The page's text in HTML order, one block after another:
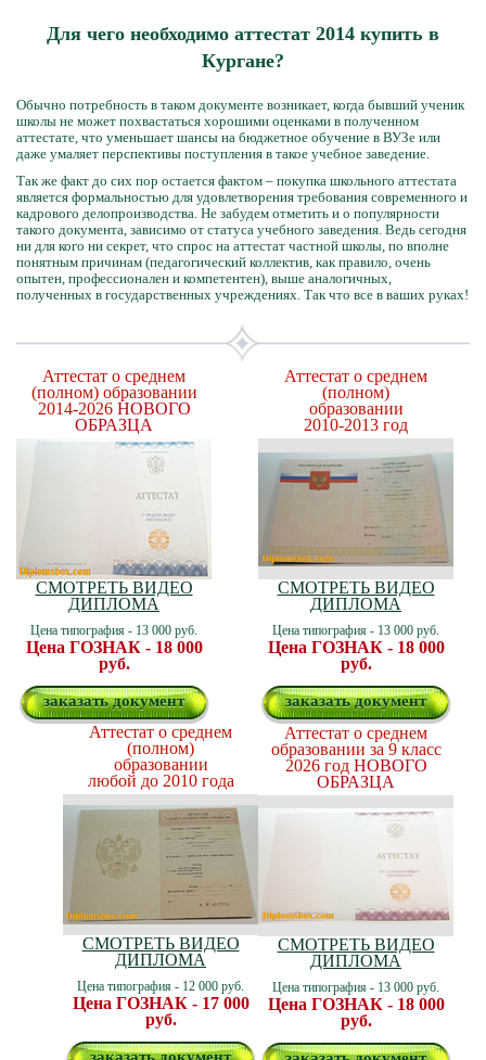
Для чего необходимо аттестат 2014 купить в
Кургане?
Обычно потребность в таком документе возникает, когда бывший ученик
школы не может похвастаться хорошими оценками в полученном
аттестате, что уменьшает шансы на бюджетное обучение в ВУЗе или
даже умаляет перспективы поступления в такое учебное заведение.
Так же факт до сих пор остается фактом – покупка школьного аттестата
является формальностью для удовлетворения требования современного и
кадрового делопроизводства. Не забудем отметить и о популярности
такого документа, зависимо от статуса учебного заведения. Ведь сегодня
ни для кого ни секрет, что спрос на аттестат частной школы, по вполне
понятным причинам (педагогический коллектив, как правило, очень
опытен, профессионален и компетентен), выше аналогичных,
полученных в государственных учреждениях. Так что все в ваших руках!
Аттестат о среднем
(полном) образовании
2014-2026 НОВОГО
ОБРАЗЦА
СМОТРЕТЬ ВИДЕО
ДИПЛОМА
Цена типография - 13 000 руб.
Цена ГОЗНАК - 18 000
руб.
заказать документ
Аттестат о среднем
(полном)
образовании
2010-2013 год
СМОТРЕТЬ ВИДЕО
ДИПЛОМА
Цена типография - 13 000 руб.
Цена ГОЗНАК - 18 000
руб.
заказать документ
Аттестат о среднем
(полном)
образовании
любой до 2010 года
СМОТРЕТЬ ВИДЕО
ДИПЛОМА
Цена типография - 12 000 руб.
Цена ГОЗНАК - 17 000
руб.
Аттестат о среднем
образовании за 9 класс
2026 год НОВОГО
ОБРАЗЦА
СМОТРЕТЬ ВИДЕО
ДИПЛОМА
Цена типография - 13 000 руб.
Цена ГОЗНАК - 18 000
руб.